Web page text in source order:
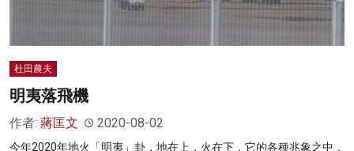
杜田農夫
明夷落飛機
作者: 蔣匡文 2020-08-02
今年2020年地火「明夷」卦，地在上，火在下，它的各種兆象之中，